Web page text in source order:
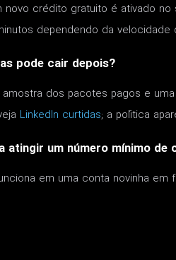
novo crédito gratuito é ativado
dependendo da velocidade
pode cair depois?
dos pacotes pagos e
LinkedIn curtidas; a política
atingir um número mínimo
em uma conta novinha